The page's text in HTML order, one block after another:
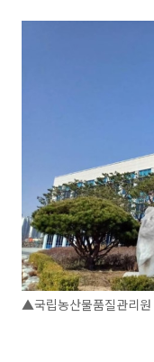
▲국립농산물품질관리원